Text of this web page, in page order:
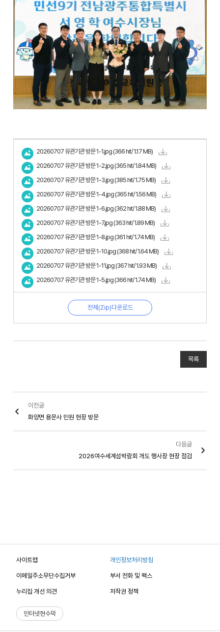
20260707 유관기관 방문 1-1.jpg (366 hit/ 1.17 MB)
20260707 유관기관 방문 1-2.jpg (365 hit/ 1.84 MB)
20260707 유관기관 방문 1-3.jpg (385 hit/ 1.75 MB)
20260707 유관기관 방문 1-4.jpg (365 hit/ 1.56 MB)
20260707 유관기관 방문 1-6.jpg (362 hit/ 1.88 MB)
20260707 유관기관 방문 1-7.jpg (363 hit/ 1.89 MB)
20260707 유관기관 방문 1-8.jpg (361 hit/ 1.74 MB)
20260707 유관기관 방문 1-10.jpg (368 hit/ 1.64 MB)
20260707 유관기관 방문 1-11.jpg (367 hit/ 1.93 MB)
20260707 유관기관 방문 1-5.jpg (366 hit/ 1.74 MB)
전체(Zip)다운로드
목록
이전글
화양면 용문사 민원 현장 방문
다음글
2026여수세계섬박람회 개도 행사장 현장 점검
사이트맵 개인정보처리방침
이메일주소무단수집거부 부서 전화 및 팩스
누리집 개선 의견 저작권 정책
인터넷현수막